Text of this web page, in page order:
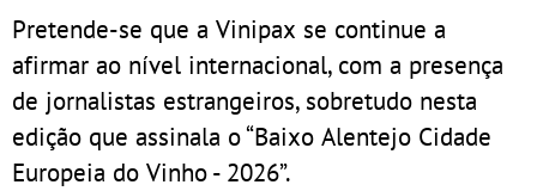
Pretende-se que a Vinipax se continue a
afirmar ao nível internacional, com a presença
de jornalistas estrangeiros, sobretudo nesta
edição que assinala o “Baixo Alentejo Cidade
Europeia do Vinho - 2026”.